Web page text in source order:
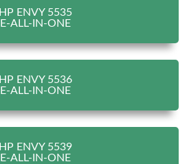
HP ENVY 5535
E-ALL-IN-ONE
HP ENVY 5536
E-ALL-IN-ONE
HP ENVY 5539
E-ALL-IN-ONE